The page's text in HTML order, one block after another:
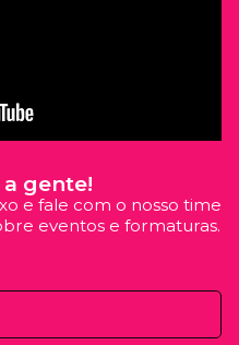
gente!
e fale com o nosso time
eventos e formaturas.